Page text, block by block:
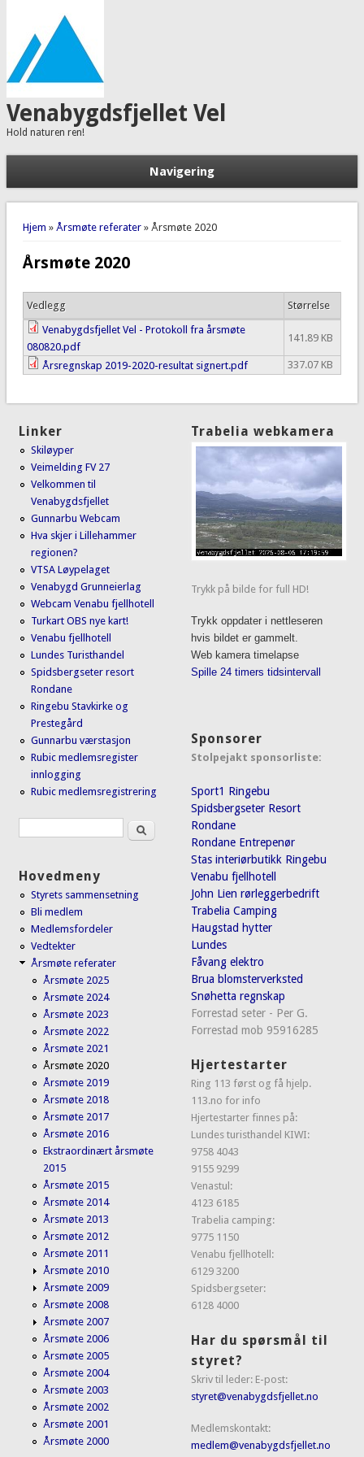
Venabygdsfjellet Vel
Hold naturen ren!
Navigering
Du er her
Hjem » Årsmøte referater» Årsmøte 2020
Årsmøte 2020
Vedlegg
Størrelse
Venabygdsfjellet Vel - Protokoll fra årsmøte
080820.pdf
141.89 KB
Årsregnskap 2019-2020-resultat signert.pdf 337.07 KB
Linker
Skiløyper
Veimelding FV 27
Velkommen til
Venabygdsfjellet
Gunnarbu Webcam
Hva skjer i Lillehammer
regionen?
VTSA Løypelaget
Venabygd Grunneierlag
Webcam Venabu fjellhotell
Turkart OBS nye kart!
Venabu fjellhotell
Lundes Turisthandel
Spidsbergseter resort
Rondane
Ringebu Stavkirke og
Prestegård
Gunnarbu værstasjon
Rubic medlemsregister
innlogging
Rubic medlemsregistrering
SøkeskjemaSøk
Hovedmeny
Styrets sammensetning
Bli medlem
Medlemsfordeler
Vedtekter
Årsmøte referater
Årsmøte 2025
Årsmøte 2024
Årsmøte 2023
Årsmøte 2022
Årsmøte 2021
Årsmøte 2020
Årsmøte 2019
Årsmøte 2018
Årsmøte 2017
Årsmøte 2016
Ekstraordinært årsmøte
2015
Årsmøte 2015
Årsmøte 2014
Årsmøte 2013
Årsmøte 2012
Årsmøte 2011
Årsmøte 2010
Årsmøte 2009
Årsmøte 2008
Årsmøte 2007
Årsmøte 2006
Årsmøte 2005
Årsmøte 2004
Årsmøte 2003
Årsmøte 2002
Årsmøte 2001
Årsmøte 2000
Trabelia webkamera
Trykk på bilde for full HD!
Trykk oppdater i nettleseren
hvis bildet er gammelt.
Web kamera timelapse
Spille 24 timers tidsintervall
Sponsorer
Stolpejakt sponsorliste:
Sport1 Ringebu
Spidsbergseter Resort
Rondane
Rondane Entrepenør
Stas interiørbutikk Ringebu
Venabu fjellhotell
John Lien rørleggerbedrift
Trabelia Camping
Haugstad hytter
Lundes
Fåvang elektro
Brua blomsterverksted
Snøhetta regnskap
Forrestad seter - Per G.
Forrestad mob 95916285
Hjertestarter
Ring 113 først og få hjelp.
113.no for info
Hjertestarter finnes på:
Lundes turisthandel KIWI:
9758 4043
9155 9299
Venastul:
4123 6185
Trabelia camping:
9775 1150
Venabu fjellhotell:
6129 3200
Spidsbergseter:
6128 4000
Har du spørsmål til
styret?
Skriv til leder: E-post:
styret@venabygdsfjellet.no
Medlemskontakt:
medlem@venabygdsfjellet.no